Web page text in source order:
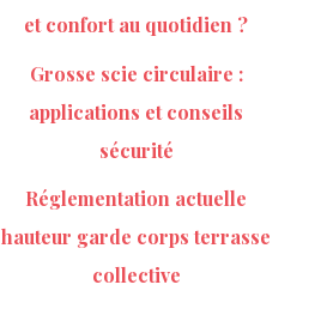
et confort au quotidien ?
Grosse scie circulaire :
applications et conseils
sécurité
Réglementation actuelle
hauteur garde corps terrasse
collective